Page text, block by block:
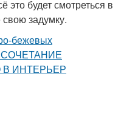
это будет смотреться в
задумку.